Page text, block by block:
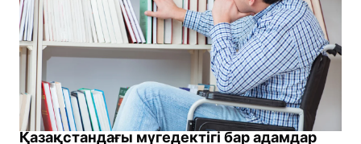
Қазақстандағы мүгедектігі бар адамдар